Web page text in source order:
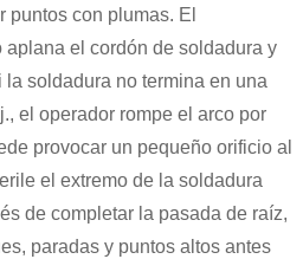
puntos con plumas. El
el cordón de soldadura y
soldadura no termina en una
el operador rompe el arco por
provocar un pequeño orificio al
el extremo de la soldadura
de completar la pasada de raíz,
paradas y puntos altos antes